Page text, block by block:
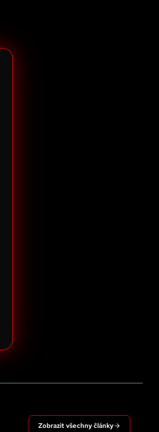
Zobrazit všechny články